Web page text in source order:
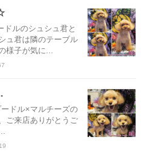
ルのシュシュ君と
ュ君は隣のテーブル
様子が気に...
ドル×マルチーズの
ご来店ありがとうご